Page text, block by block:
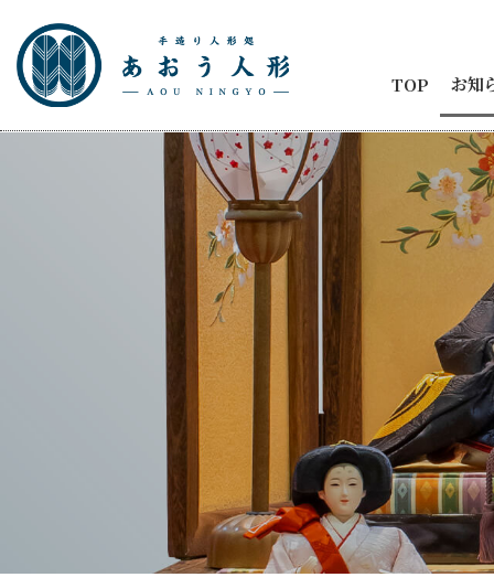
TOP お知
お知
節句
商品
五月
ひな
人形
メデ
イベ
納品
2代